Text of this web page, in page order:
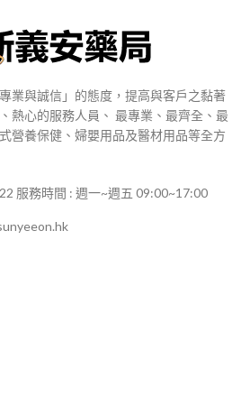
業與誠信」的態度，提高與客戶之黏著
熱心的服務人員、 最專業、最齊全、最
營養保健、婦嬰用品及醫材用品等全方
服務時間 : 週一~週五 09:00~17:00